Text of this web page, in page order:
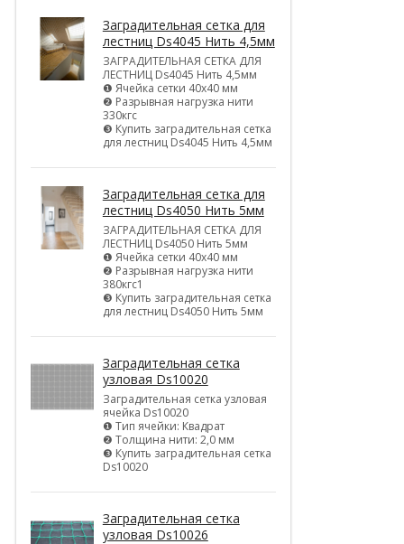
Заградительная сетка для
лестниц Ds4045 Нить 4,5мм
ЗАГРАДИТЕЛЬНАЯ СЕТКА ДЛЯ
ЛЕСТНИЦ Ds4045 Нить 4,5мм
❶ Ячейка сетки 40х40 мм
❷ Разрывная нагрузка нити
330кгс
❸ Купить заградительная сетка
для лестниц Ds4045 Нить 4,5мм
Заградительная сетка для
лестниц Ds4050 Нить 5мм
ЗАГРАДИТЕЛЬНАЯ СЕТКА ДЛЯ
ЛЕСТНИЦ Ds4050 Нить 5мм
❶ Ячейка сетки 40х40 мм
❷ Разрывная нагрузка нити
380кгс1
❸ Купить заградительная сетка
для лестниц Ds4050 Нить 5мм
Заградительная сетка
узловая Ds10020
Заградительная сетка узловая
ячейка Ds10020
❶ Тип ячейки: Квадрат
❷ Толщина нити: 2,0 мм
❸ Купить заградительная сетка
Ds10020
Заградительная сетка
узловая Ds10026